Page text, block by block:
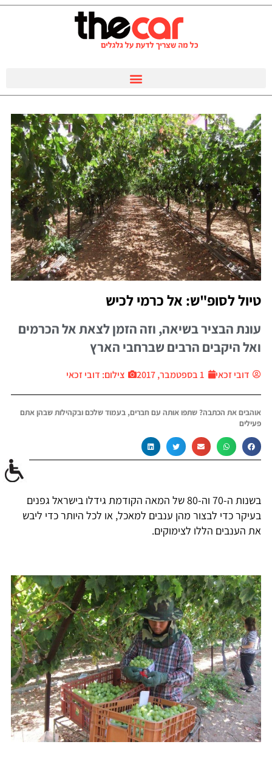
טיול לסופ"ש: אל כרמי לכיש
עונת הבציר בשיאה, וזה הזמן לצאת אל הכרמים
ואל היקבים הרבים שברחבי הארץ
דובי זכאי 1 בספטמבר, 2017 צילום: דובי זכאי
אוהבים את הכתבה? שתפו אותה עם חברים, בעמוד שלכם ובקהילות שבהן אתם
פעילים
בשנות ה-70 וה-80 של המאה הקודמת גידלו בישראל גפנים
בעיקר כדי לבצור מהן ענבים למאכל, או לכל היותר כדי ליבש
את הענבים הללו לצימוקים.